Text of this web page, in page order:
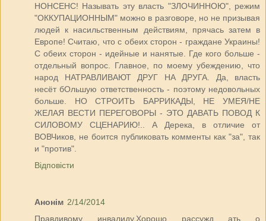
НОНСЕНС! Называть эту власть "ЗЛОЧИННОЮ", режим
"ОККУПАЦИОННЫМ" можно в разговоре, но не призывая
людей к насильственным действиям, прячась затем в
Европе! Считаю, что с обеих сторон - граждане Украины!
С обеих сторон - идейные и нанятые. Где кого больше -
отдельный вопрос. Главное, по моему убеждению, что
народ НАТРАВЛИВАЮТ ДРУГ НА ДРУГА. Да, власть
несёт бОльшую ответственность - поэтому недовольных
больше. НО СТРОИТЬ БАРРИКАДЫ, НЕ УМЕЯ/НЕ
ЖЕЛАЯ ВЕСТИ ПЕРЕГОВОРЫ - ЭТО ДАВАТЬ ПОВОД К
СИЛОВОМУ СЦЕНАРИЮ!.. А Дерека, в отличие от
ВОВЧиков, не боится публиковать комменты как "за", так
и "против".
Відповісти
Анонім 2/14/2014
Правдивому инвалиду.Хорошо рассужд ать о